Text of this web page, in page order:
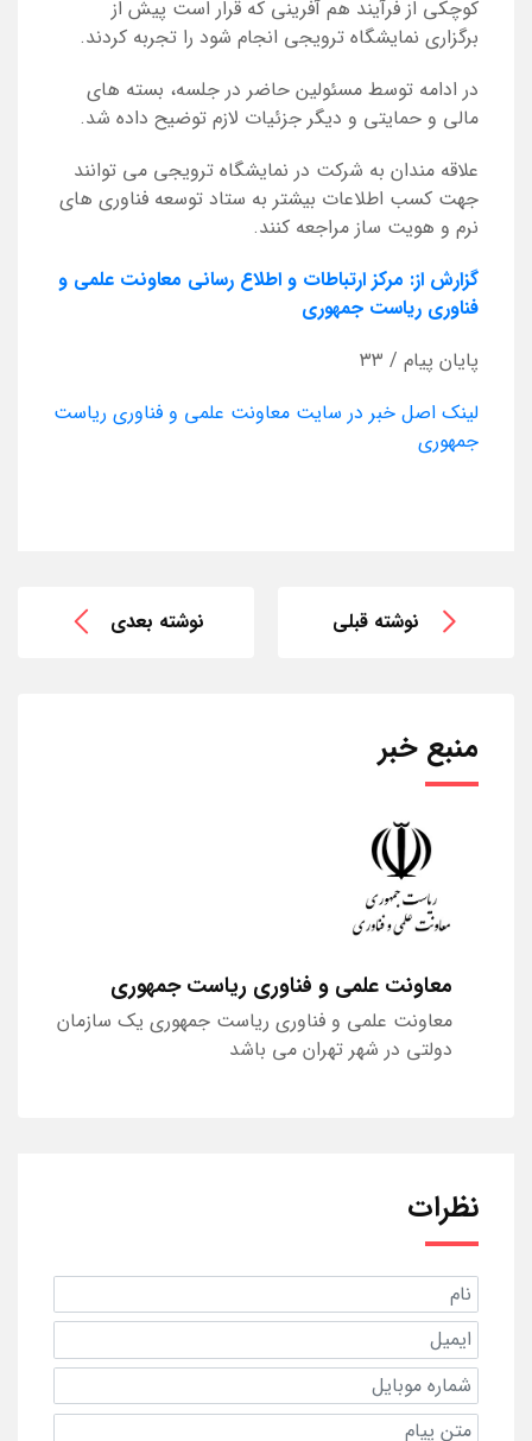
کوچکی از فرآیند هم آفرینی که قرار است پیش از
برگزاری نمایشگاه ترویجی انجام شود را تجربه کردند.
در ادامه توسط مسئولین حاضر در جلسه، بسته های
مالی و حمایتی و دیگر جزئیات لازم توضیح داده شد.
علاقه مندان به شرکت در نمایشگاه ترویجی می توانند
جهت کسب اطلاعات بیشتر به ستاد توسعه فناوری های
نرم و هویت ساز مراجعه کنند.
گزارش از: مرکز ارتباطات و اطلاع رسانی معاونت علمی و
فناوری ریاست جمهوری
پایان پیام / ۳۳
لینک اصل خبر در سایت معاونت علمی و فناوری ریاست
جمهوری
نوشته قبلی نوشته بعدی
منبع خبر
معاونت علمی و فناوری ریاست جمهوری
معاونت علمی و فناوری ریاست جمهوری یک سازمان
دولتی در شهر تهران می باشد
نظرات